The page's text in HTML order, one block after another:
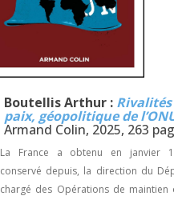
Boutellis Arthur :
paix, géopolitique de
Armand Colin, 2025, 263
La France a obtenu en janvier
conservé depuis, la direction du
chargé des Opérations de maintien